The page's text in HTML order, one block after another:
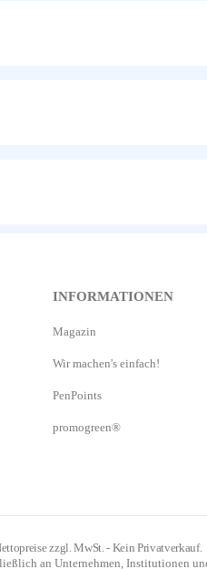
INFORMATIONEN
Magazin
Wir machen's einfach!
PenPoints
promogreen®
zzgl. MwSt. - Kein Privatverkauf.
an Unternehmen, Institutionen